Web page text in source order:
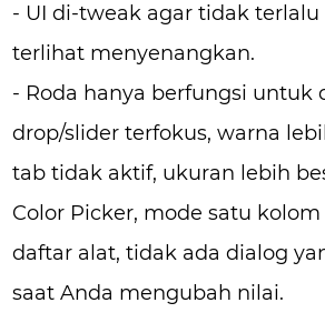
- UI di-tweak agar tidak
terlihat menyenangkan.
- Roda hanya berfungsi untuk
drop/slider terfokus, warna
tab tidak aktif, ukuran lebih
Color Picker, mode satu
daftar alat, tidak ada dialog
saat Anda mengubah nilai.